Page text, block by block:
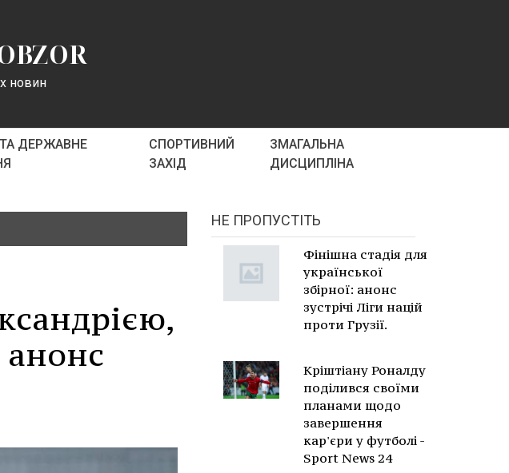
новин
ДЕРЖАВНЕ
СПОРТИВНИЙ
ЗАХІД
ЗМАГАЛЬНА
ДИСЦИПЛІНА
анонс
НЕ ПРОПУСТІТЬ
Фінішна стадія для
української
збірної: анонс
зустрічі Ліги націй
проти Грузії.
Кріштіану Роналду
поділився своїми
планами щодо
завершення
кар'єри у футболі -
Sport News 24